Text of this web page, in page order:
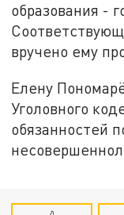
образования -
вручено ему
Елену
Уголовного
обязанностей